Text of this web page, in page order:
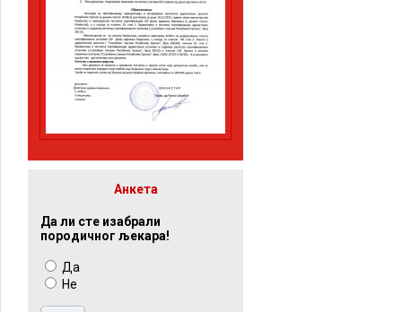
Анкета
Да ли сте изабрали
породичног љекара!
Да
Не